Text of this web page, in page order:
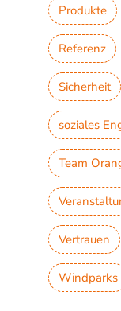
Produkte
Referenz
Sicherheit
soziales
Team
Vertrauen
Windparks